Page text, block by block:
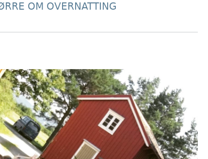
OM OVERNATTING